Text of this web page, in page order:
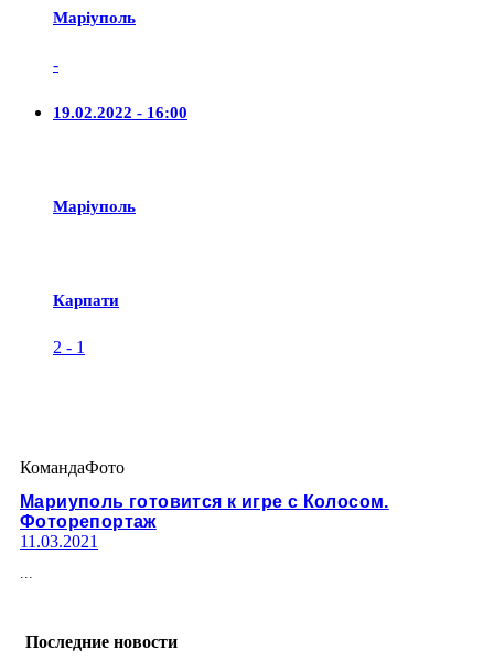
Маріуполь
-
19.02.2022 - 16:00
Маріуполь
Карпати
2 - 1
КомандаФото
Мариуполь готовится к игре с Колосом.
Фоторепортаж
11.03.2021
...
Последние новости